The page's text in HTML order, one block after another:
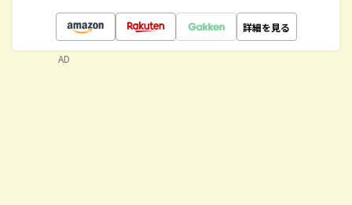
詳細を見る
AD